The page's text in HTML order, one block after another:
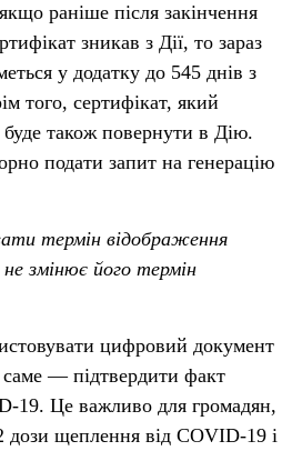
раніше після закінчення
зникав з Дії, то зараз
у додатку до 545 днів з
того, сертифікат, який
також повернути в Дію.
подати запит на генерацію
термін відображення
змінює його термін
цифровий документ
— підтвердити факт
19. Це важливо для громадян,
дози щеплення від COVID-19 і